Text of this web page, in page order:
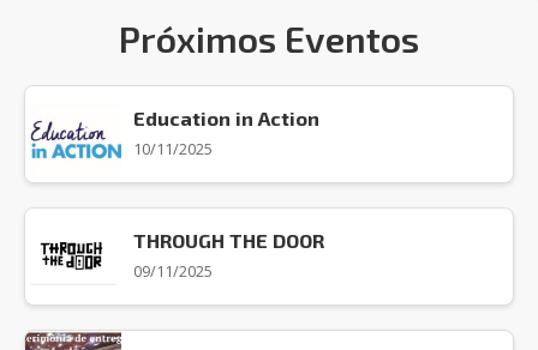
Próximos Eventos
Education in Action
10/11/2025
THROUGH THE DOOR
09/11/2025